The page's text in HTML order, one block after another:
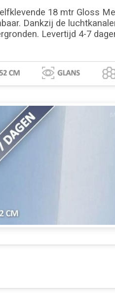
18 mtr Gloss
Dankzij de
Levertijd 4-7